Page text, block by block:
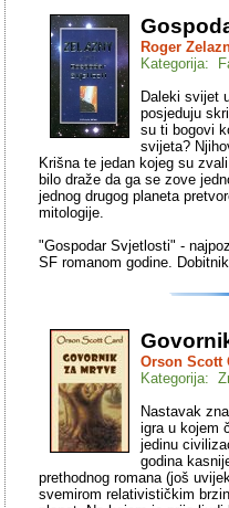
Roger
Kategorija:
Daleki svijet
posjeduju
su ti bogovi
svijeta?
Krišna te jedan kojeg su
bilo draže da ga se zove
jednog drugog planeta
mitologije.
"Gospodar Svjetlosti" -
SF romanom godine.
Orson Scott
Kategorija:
Nastavak
igra u kojem
jedinu
godina
prethodnog romana (još
svemirom relativističkim